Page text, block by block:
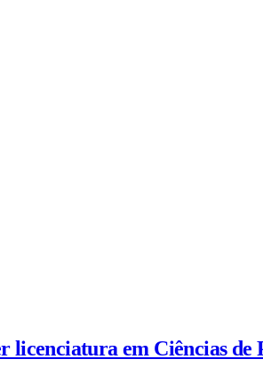
licenciatura em Ciências